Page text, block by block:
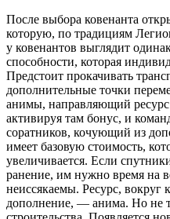
После выбора ковенанта
которую, по традициям
у ковенантов выглядит
способности, которая
Предстоит прокачивать
дополнительные точки
анимы, направляющий
активируя там бонус, и
соратников, кочующий из
имеет базовую стоимость,
увеличивается. Если
ранение, им нужно время на
неиссякаемы. Ресурс, вокруг
дополнение, — анима. Но не